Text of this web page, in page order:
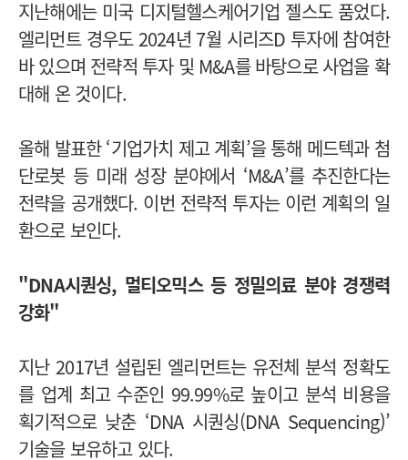
지난해에는 미국 디지털헬스케어기업 젤스도 품었다.
엘리먼트 경우도 2024년 7월 시리즈D 투자에 참여한
바 있으며 전략적 투자 및 M&A를 바탕으로 사업을 확
대해 온 것이다.
올해 발표한 ‘기업가치 제고 계획’을 통해 메드텍과 첨
단로봇 등 미래 성장 분야에서 ‘M&A’를 추진한다는
전략을 공개했다. 이번 전략적 투자는 이런 계획의 일
환으로 보인다.
"DNA시퀀싱, 멀티오믹스 등 정밀의료 분야 경쟁력
강화"
지난 2017년 설립된 엘리먼트는 유전체 분석 정확도
를 업계 최고 수준인 99.99%로 높이고 분석 비용을
획기적으로 낮춘 ‘DNA 시퀀싱(DNA Sequencing)’
기술을 보유하고 있다.